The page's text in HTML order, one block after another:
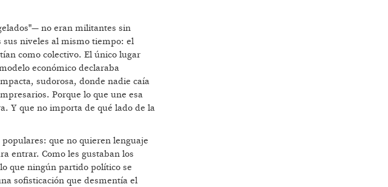
no eran militantes sin
sus niveles al mismo tiempo: el
como colectivo. El único lugar
económico declaraba
sudorosa, donde nadie caía
Porque lo que une esa
Y que no importa de qué lado de la
que no quieren lenguaje
entrar. Como les gustaban los
que ningún partido político se
sofisticación que desmentía el